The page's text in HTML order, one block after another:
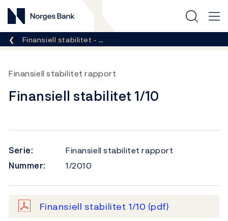
Norges Bank
Her er du nå:
Finansiell stabilitet - …
Finansiell stabilitet rapport
Finansiell stabilitet 1/10
Serie:
Finansiell stabilitet rapport
Nummer:
1/2010
Finansiell stabilitet 1/10 (pdf)